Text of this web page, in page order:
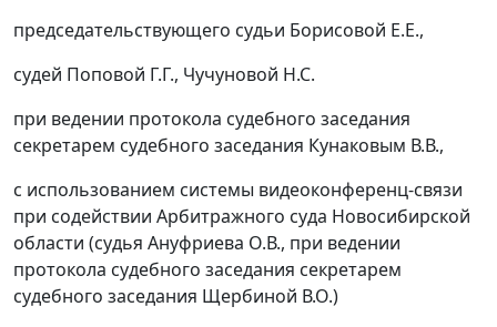
председательствующего судьи Борисовой Е.Е.,
судей Поповой Г.Г., Чучуновой Н.С.
при ведении протокола судебного заседания
секретарем судебного заседания Кунаковым В.В.,
с использованием системы видеоконференц-связи
при содействии Арбитражного суда Новосибирской
области (судья Ануфриева О.В., при ведении
протокола судебного заседания секретарем
судебного заседания Щербиной В.О.)